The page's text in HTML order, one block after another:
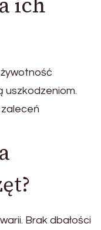
uszkodzeniom.
Brak dbałości